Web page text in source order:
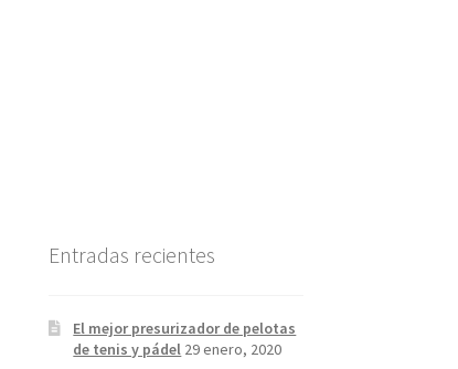
Entradas recientes
El mejor presurizador de pelotas
de tenis y pádel 29 enero, 2020